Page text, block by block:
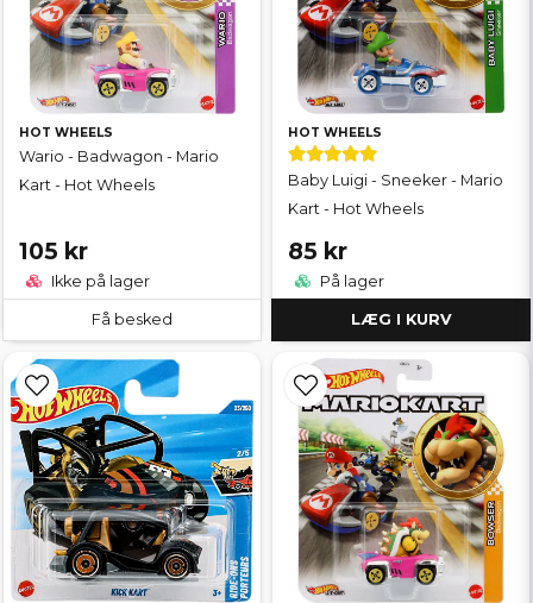
HOT WHEELS
Wario - Badwagon - Mario
Kart - Hot Wheels
105 kr
Ikke på lager
Få besked
HOT WHEELS
Baby Luigi - Sneeker - Mario
Kart - Hot Wheels
85 kr
På lager
LÆG I KURV